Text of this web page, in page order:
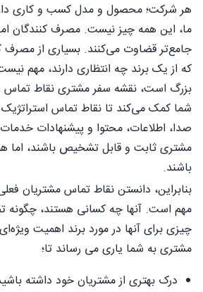
هر شرکت‌؛ محصول و مدل کسب و کاری
ما، این همه چیز نیست. مصرف کنندگان
جامع‌تر قضاوت می‌کنند. بسیاری از مصرف
که از یک برند چه انتظاری دارند، مهم
بزرگ است، نقشه سفر مشتری نقاط تماس
شما کمک می‌کند تا نقاط تماس
صدا، اطلاعات، محتوا و پیشنهادات
مشتری ثابت و قابل تشخیص باشند، اما
باشند.
بنابراین، دانستن نقاط تماس مشتریان
مهم است. آنها چه کسانی هستند، چگونه
چیزی برای آنها در مورد برند اهمیت
مشتری به شما یاری می رساند تا؛
درک بهتری از مشتریان خود داشته